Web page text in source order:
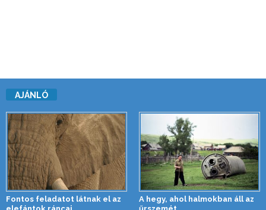
AJÁNLÓ
Fontos feladatot látnak el az
A hegy, ahol halmokban áll az